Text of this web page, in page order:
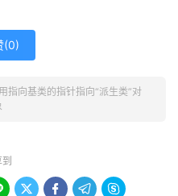
(0)
用指向基类的指针指向“派生类”对
   